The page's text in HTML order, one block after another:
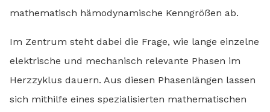
mathematisch hämodynamische Kenngrößen ab.
Im Zentrum steht dabei die Frage, wie lange einzelne
elektrische und mechanisch relevante Phasen im
Herzzyklus dauern. Aus diesen Phasenlängen lassen
sich mithilfe eines spezialisierten mathematischen